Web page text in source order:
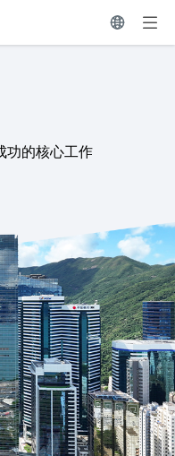
功的核心工作